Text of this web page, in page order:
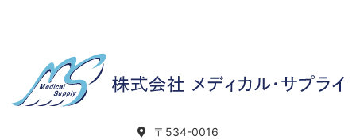
〒534-0016